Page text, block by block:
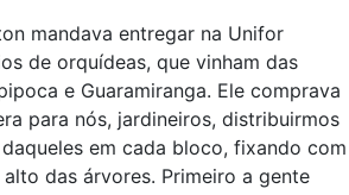
mandava entregar na Unifor
de orquídeas, que vinham das
e Guaramiranga. Ele comprava
para nós, jardineiros, distribuirmos
em cada bloco, fixando com
das árvores. Primeiro a gente